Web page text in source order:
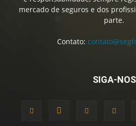
mercado de seguros e dos
parte.
Contato:
SIGA-NOS